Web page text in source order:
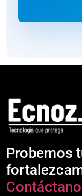
Probemos